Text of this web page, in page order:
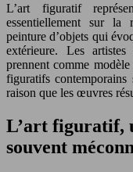
L’art figuratif
essentiellement sur la
peinture d’objets qui
extérieure. Les
prennent comme
figuratifs contemporains
raison que les œuvres
L’art figuratif,
souvent